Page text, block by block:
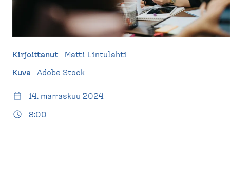
t
v
e
k
t
)
Kirjoittanut Matti Lintulahti
Kuva Adobe Stock
14. marraskuu 2024
8:00